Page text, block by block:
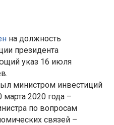
на должность
президента
указ 16 июля
министром инвестиций
2020 года –
по вопросам
связей –